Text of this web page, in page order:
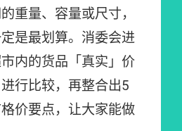
重量、容量或尺寸，
是最划算。消委会进
内的货品「真实」价
行比较，再整合出5
价要点，让大家能做